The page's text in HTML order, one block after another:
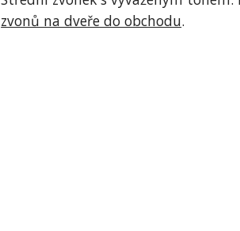
zvonů na dveře do obchodu.